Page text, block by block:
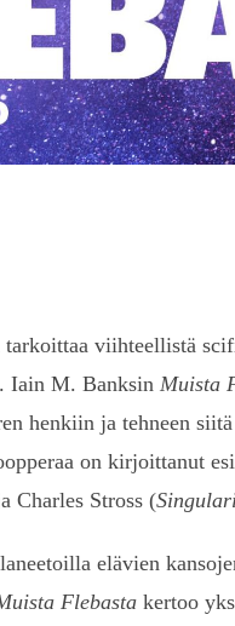
tarkoittaa viihteellistä
Iain M. Banksin Muista
henkiin ja tehneen
on kirjoittanut
Charles Stross (
elävien
Flebastakertoo